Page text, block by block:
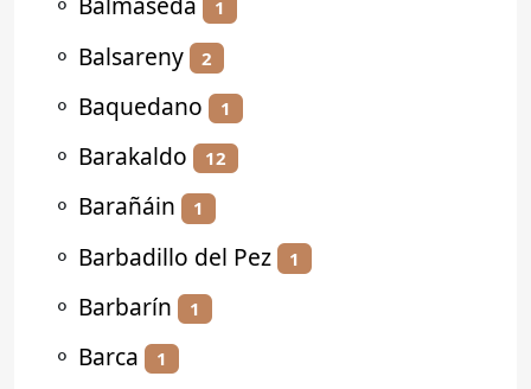
1
⚬ Balsareny 2
⚬ Baquedano 1
⚬ Barakaldo 12
⚬ Barañáin 1
⚬ Barbadillo del Pez 1
⚬ Barbarín 1
⚬ Barca 1